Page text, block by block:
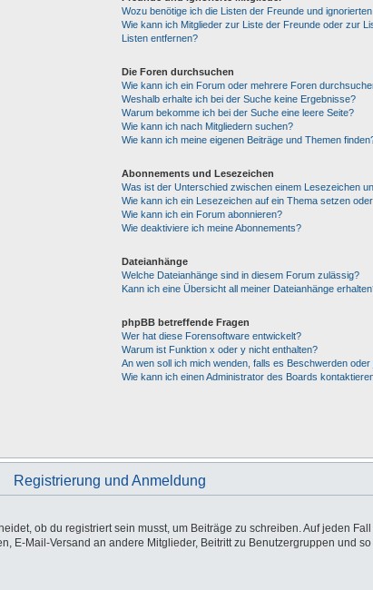
Wozu benötige ich die Listen der Freunde und
Wie kann ich Mitglieder zur Liste der Freunde oder zur
Listen entfernen?
Die Foren durchsuchen
Wie kann ich ein Forum oder mehrere Foren
Weshalb erhalte ich bei der Suche keine Ergebnisse?
Warum bekomme ich bei der Suche eine leere Seite?
Wie kann ich nach Mitgliedern suchen?
Wie kann ich meine eigenen Beiträge und Themen
Abonnements und Lesezeichen
Was ist der Unterschied zwischen einem Lesezeichen
Wie kann ich ein Lesezeichen auf ein Thema setzen
Wie kann ich ein Forum abonnieren?
Wie deaktiviere ich meine Abonnements?
Dateianhänge
Welche Dateianhänge sind in diesem Forum zulässig?
Kann ich eine Übersicht all meiner Dateianhänge
phpBB betreffende Fragen
Wer hat diese Forensoftware entwickelt?
Warum ist Funktion x oder y nicht enthalten?
An wen soll ich mich wenden, falls es Beschwerden
Wie kann ich einen Administrator des Boards
Registrierung und Anmeldung
ob du registriert sein musst, um Beiträge zu schreiben. Auf jeden
E-Mail-Versand an andere Mitglieder, Beitritt zu Benutzergruppen und